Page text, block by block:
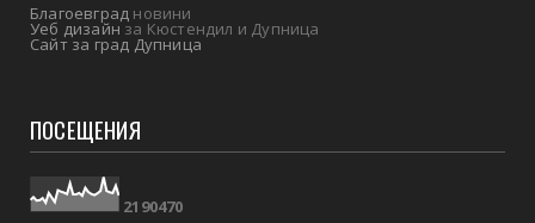
Благоевград новини
Уеб дизайнза Кюстендил и Дупница
Сайт за град Дупница
ПОСЕЩЕНИЯ
21 90470